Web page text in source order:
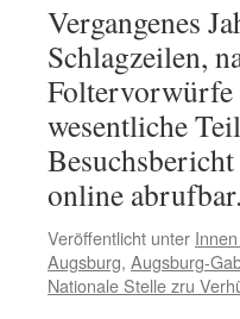
Vergangenes
Schlagzeilen,
Foltervorwürfe
wesentliche
online
Veröffentlicht unter
Augsburg, Augsburg-
Nationale Stelle zru